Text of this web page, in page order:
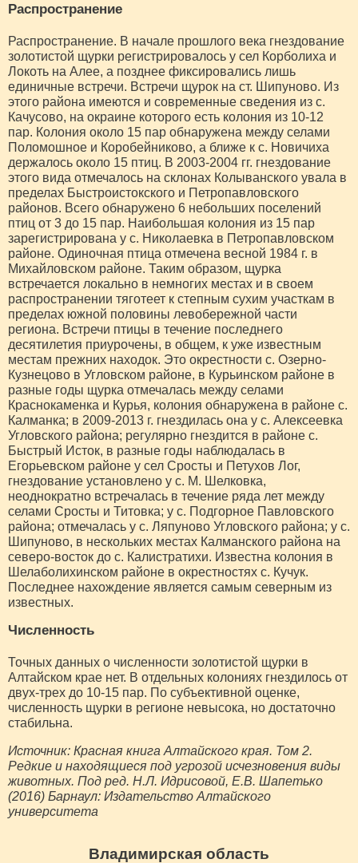
Распространение
Распространение. В начале прошлого века гнездование
золотистой щурки регистрировалось у сел Корболиха и
Локоть на Алее, а позднее фиксировались лишь
единичные встречи. Встречи щурок на ст. Шипуново. Из
этого района имеются и современные сведения из с.
Качусово, на окраине которого есть колония из 10-12
пар. Колония около 15 пар обнаружена между селами
Поломошное и Коробейниково, а ближе к с. Новичиха
держалось около 15 птиц. В 2003-2004 гг. гнездование
этого вида отмечалось на склонах Колыванского увала в
пределах Быстроистокского и Петропавловского
районов. Всего обнаружено 6 небольших поселений
птиц от 3 до 15 пар. Наибольшая колония из 15 пар
зарегистрирована у с. Николаевка в Петропавловском
районе. Одиночная птица отмечена весной 1984 г. в
Михайловском районе. Таким образом, щурка
встречается локально в немногих местах и в своем
распространении тяготеет к степным сухим участкам в
пределах южной половины левобережной части
региона. Встречи птицы в течение последнего
десятилетия приурочены, в общем, к уже известным
местам прежних находок. Это окрестности с. Озерно-
Кузнецово в Угловском районе, в Курьинском районе в
разные годы щурка отмечалась между селами
Краснокаменка и Курья, колония обнаружена в районе с.
Калманка; в 2009-2013 г. гнездилась она у с. Алексеевка
Угловского района; регулярно гнездится в районе с.
Быстрый Исток, в разные годы наблюдалась в
Егорьевском районе у сел Сросты и Петухов Лог,
гнездование установлено у с. М. Шелковка,
неоднократно встречалась в течение ряда лет между
селами Сросты и Титовка; у с. Подгорное Павловского
района; отмечалась у с. Ляпуново Угловского района; у с.
Шипуново, в нескольких местах Калманского района на
северо-восток до с. Калистратихи. Известна колония в
Шелаболихинском районе в окрестностях с. Кучук.
Последнее нахождение является самым северным из
известных.
Численность
Точных данных о численности золотистой щурки в
Алтайском крае нет. В отдельных колониях гнездилось от
двух-трех до 10-15 пар. По субъективной оценке,
численность щурки в регионе невысока, но достаточно
стабильна.
Источник: Красная книга Алтайского края. Том 2.
Редкие и находящиеся под угрозой исчезновения виды
животных. Под ред. Н.Л. Идрисовой, Е.В. Шапетько
(2016) Барнаул: Издательство Алтайского
университета
Владимирская область